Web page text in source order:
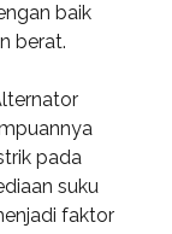
baik
berat.
pada
suku
faktor